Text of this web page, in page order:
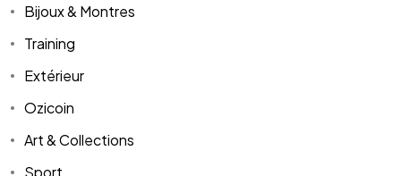
Bijoux & Montres
Training
Extérieur
Ozicoin
Art & Collections
Sport